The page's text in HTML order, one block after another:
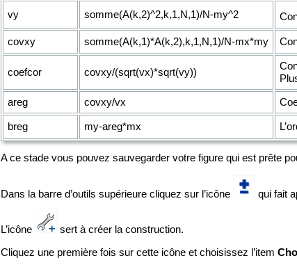
vy somme(A(k,2)^2,k,1,N,1)/N-my^2
covxy somme(A(k,1)*A(k,2),k,1,N,1)/N-mx*my
coefcor covxy/(sqrt(vx)*sqrt(vy))
areg
covxy/vx
breg my-areg*mx
A ce stade vous pouvez sauvegarder votre figure qui est prête
Dans la barre d’outils supérieure cliquez sur l’icône qui fait
L’icône
sert à créer la construction.
Cliquez une première fois sur cette icône et choisissez l’item